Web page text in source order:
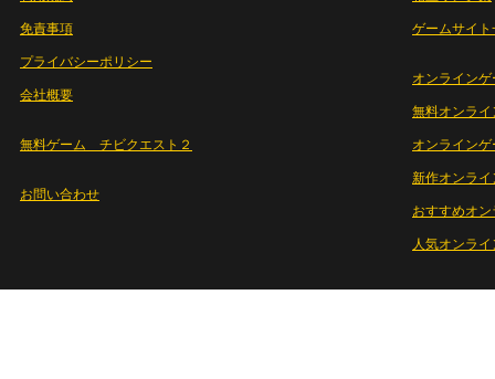
免責事項
プライバシーポリシー
会社概要
無料ゲーム チビクエスト２
お問い合わせ
ゲームサイト
オンラインゲ
無料オンライ
オンライン
新作オンライ
おすすめオ
人気オンラ